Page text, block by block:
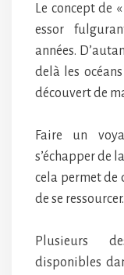
Le concept de
essor
années.
delà les
découvert de
Faire un
s’échapper de
cela permet de
de se ressourcer.
Plusieurs
disponibles